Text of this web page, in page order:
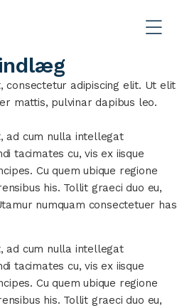
consectetur adipiscing elit. Ut elit
mattis, pulvinar dapibus leo.
ad cum nulla intellegat
tacimates cu, vis ex iisque
Cu quem ubique regione
his. Tollit graeci duo eu,
numquam consectetuer has
ad cum nulla intellegat
tacimates cu, vis ex iisque
Cu quem ubique regione
his. Tollit graeci duo eu,